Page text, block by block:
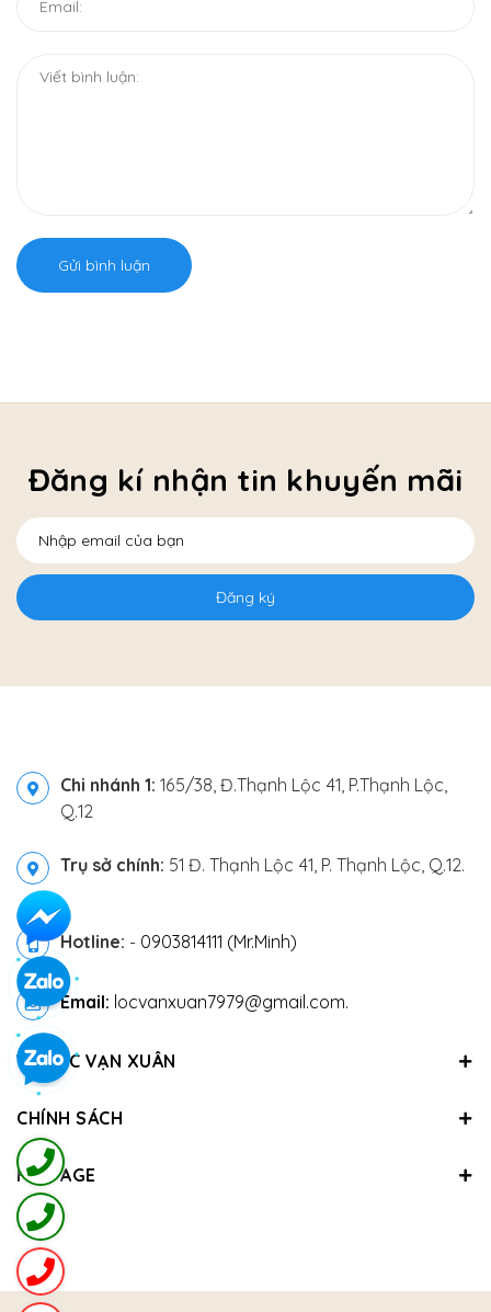
Gửi bình luận
Đăng kí nhận tin khuyến mãi
Đăng ký
Chi nhánh 1: 165/38, Đ.Thạnh Lộc 41, P.Thạnh Lộc,
Q.12
Trụ sở chính: 51 Đ. Thạnh Lộc 41, P. Thạnh Lộc, Q.12.
Hotline: - 0903814111 (Mr.Minh)
Email: locvanxuan7979@gmail.com.
VỀ LỘC VẠN XUÂN
CHÍNH SÁCH
FANPAGE